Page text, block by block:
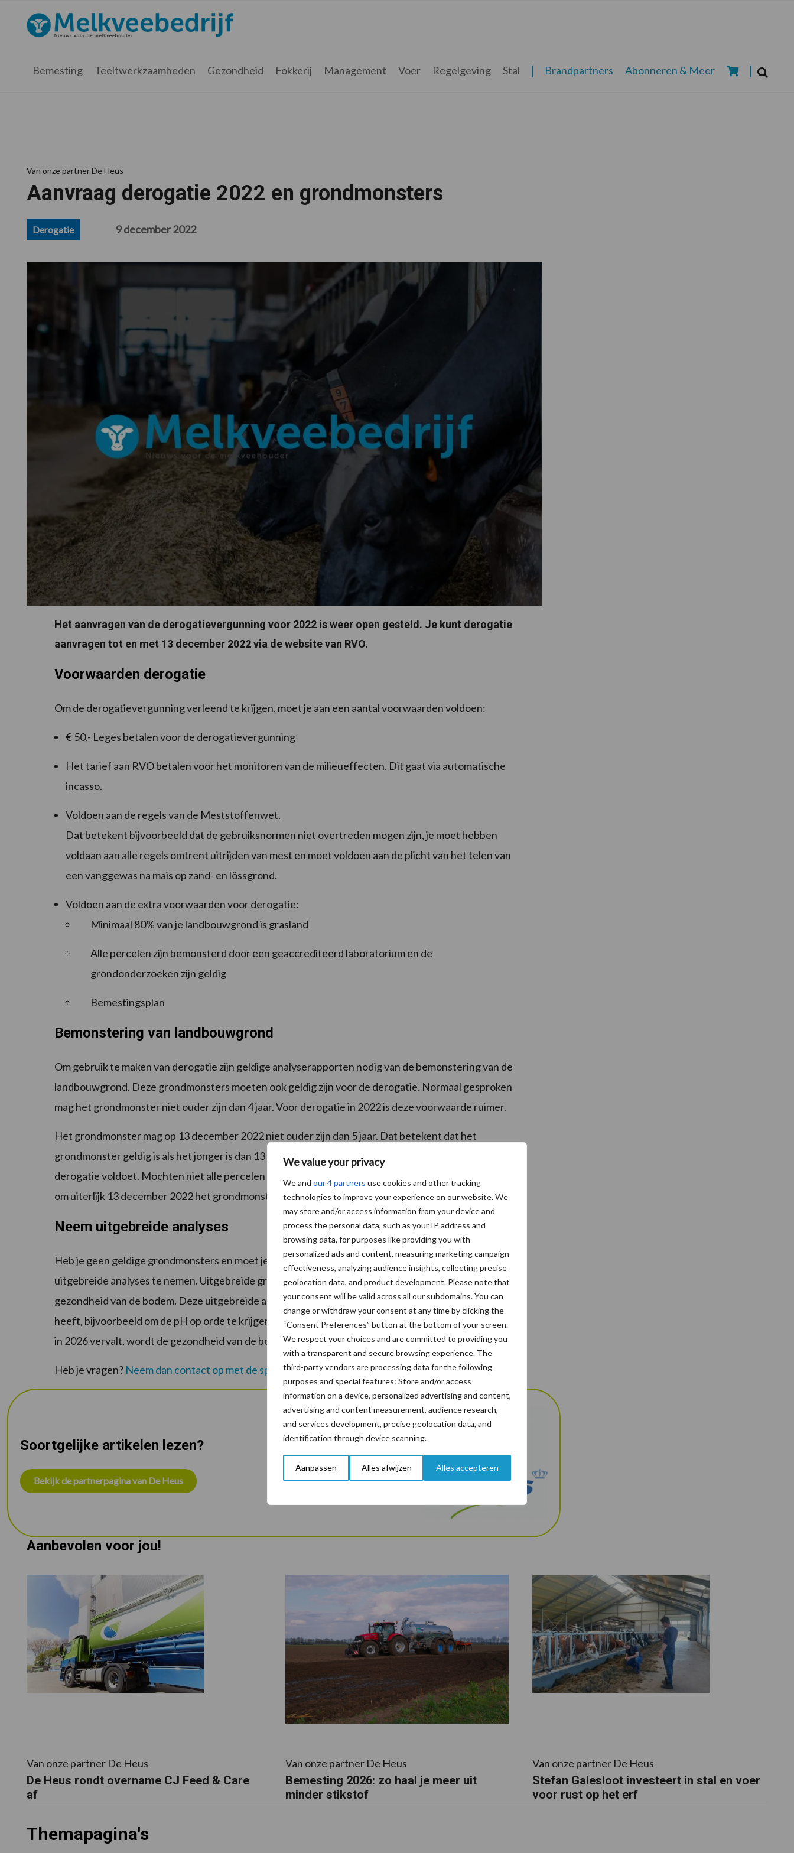
We value your privacy
We and our 4 partners use cookies and other tracking
technologies to improve your experience on our website. We
may store and/or access information from your device and
process the personal data, such as your IP address and
browsing data, for purposes like providing you with
personalized ads and content, measuring marketing campaign
effectiveness, analyzing audience insights, collecting precise
geolocation data, and product development. Please note that
your consent will be valid across all our subdomains. You can
change or withdraw your consent at any time by clicking the
“Consent Preferences” button at the bottom of your screen.
We respect your choices and are committed to providing you
with a transparent and secure browsing experience. The
third-party vendors are processing data for the following
purposes and special features: Store and/or access
information on a device, personalized advertising and content,
advertising and content measurement, audience research,
and services development, precise geolocation data, and
identification through device scanning.
Aanpassen Alles afwijzen Alles accepteren
hoofdnavigatie
hoofd
eerste
voettekst
Melkveebedrijf.nl
Bemesting Teeltwerkzaamheden Gezondheid Fokkerij Management Voer Regelgeving Stal Brandpartners Abonneren & Meer
Van onze partner De Heus
Aanvraag derogatie 2022 en grondmonsters
Derogatie 9 december 2022
Het aanvragen van de derogatievergunning voor 2022 is weer open gesteld. Je kunt derogatie
aanvragen tot en met 13 december 2022 via de website van RVO.
Voorwaarden derogatie
Om de derogatievergunning verleend te krijgen, moet je aan een aantal voorwaarden voldoen:
€ 50,- Leges betalen voor de derogatievergunning
Het tarief aan RVO betalen voor het monitoren van de milieueffecten. Dit gaat via automatische
incasso.
Voldoen aan de regels van de Meststoffenwet.
Dat betekent bijvoorbeeld dat de gebruiksnormen niet overtreden mogen zijn, je moet hebben
voldaan aan alle regels omtrent uitrijden van mest en moet voldoen aan de plicht van het telen van
een vanggewas na mais op zand- en lössgrond.
Voldoen aan de extra voorwaarden voor derogatie:
Minimaal 80% van je landbouwgrond is grasland
Alle percelen zijn bemonsterd door een geaccrediteerd laboratorium en de
grondonderzoeken zijn geldig
Bemestingsplan
Bemonstering van landbouwgrond
Om gebruik te maken van derogatie zijn geldige analyserapporten nodig van de bemonstering van de
landbouwgrond. Deze grondmonsters moeten ook geldig zijn voor de derogatie. Normaal gesproken
mag het grondmonster niet ouder zijn dan 4 jaar. Voor derogatie in 2022 is deze voorwaarde ruimer.
Het grondmonster mag op 13 december 2022 niet ouder zijn dan 5 jaar. Dat betekent dat het
grondmonster geldig is als het jonger is dan 13 december 2017 en aan de voorwaarden voor
derogatie voldoet. Mochten niet alle percelen gemonsterd zijn voor de derogatie, dan heb je nog tijd
om uiterlijk 13 december 2022 het grondmonster te laten steken.
Neem uitgebreide analyses
Heb je geen geldige grondmonsters en moet je nieuwe monsters nemen? Dan adviseren wij om
uitgebreide analyses te nemen. Uitgebreide grondmonsters geven meer informatie over de
gezondheid van de bodem. Deze uitgebreide analyses maken duidelijk of de bodem aandacht nodig
heeft, bijvoorbeeld om de pH op orde te krijgen. Kijkend naar de toekomst en wetende dat derogatie
in 2026 vervalt, wordt de gezondheid van de bodem steeds belangrijker.
Heb je vragen? Neem dan contact op met de specialist van Agra-Matic Mineraal in jouw regio.
Soortgelijke artikelen lezen?
Bekijk de partnerpagina van De Heus
Aanbevolen voor jou!
Van onze partner De Heus
De Heus rondt overname CJ Feed & Care
af
Van onze partner De Heus
Bemesting 2026: zo haal je meer uit
minder stikstof
Van onze partner De Heus
Stefan Galesloot investeert in stal en voer
voor rust op het erf
Themapagina's